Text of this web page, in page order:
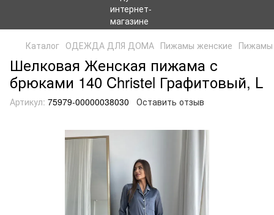
Каталог ОДЕЖДА ДЛЯ ДОМА Пижамы женские Пижамы
Шелковая Женская пижама с
брюками 140 Christel Графитовый, L
Артикул: 75979-00000038030 Оставить отзыв